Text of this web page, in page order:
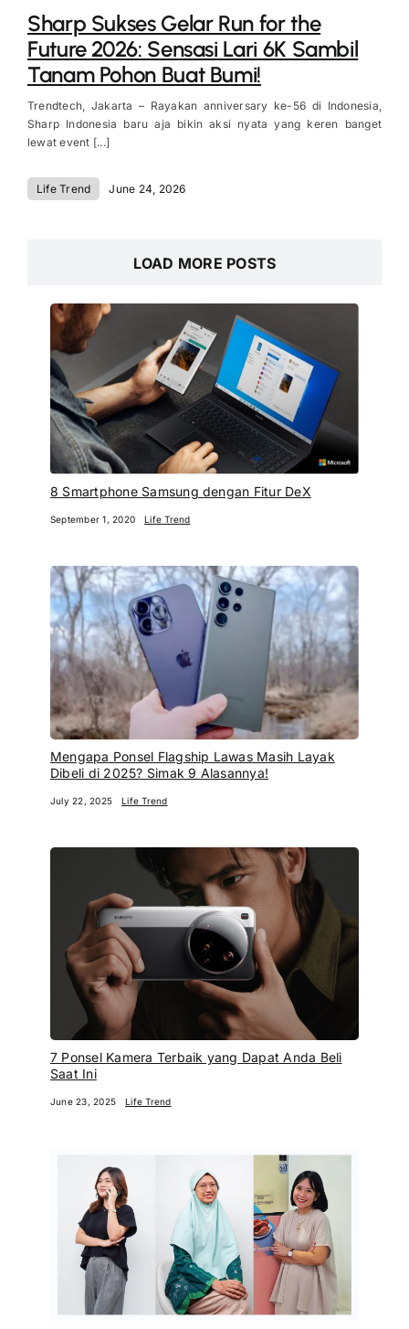
Sharp Sukses Gelar Run for the
Future 2026: Sensasi Lari 6K Sambil
Tanam Pohon Buat Bumi!
Trendtech, Jakarta – Rayakan anniversary ke-56 di Indonesia,
Sharp Indonesia baru aja bikin aksi nyata yang keren banget
lewat event [...]
Life Trend June 24, 2026
LOAD MORE POSTS
8 Smartphone Samsung dengan Fitur DeX
September 1, 2020 Life Trend
Mengapa Ponsel Flagship Lawas Masih Layak
Dibeli di 2025? Simak 9 Alasannya!
July 22, 2025 Life Trend
7 Ponsel Kamera Terbaik yang Dapat Anda Beli
Saat Ini
June 23, 2025 Life Trend